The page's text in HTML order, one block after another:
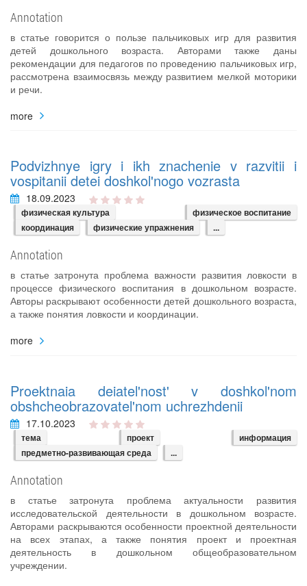
Annotation
в статье говорится о пользе пальчиковых игр для развития
детей дошкольного возраста. Авторами также даны
рекомендации для педагогов по проведению пальчиковых игр,
рассмотрена взаимосвязь между развитием мелкой моторики
и речи.
more
Podvizhnye igry i ikh znachenie v razvitii i
vospitanii detei doshkol'nogo vozrasta
18.09.2023
физическая культура
физическое воспитание
координация
физические упражнения ...
Annotation
в статье затронута проблема важности развития ловкости в
процессе физического воспитания в дошкольном возрасте.
Авторы раскрывают особенности детей дошкольного возраста,
а также понятия ловкости и координации.
more
Proektnaia deiatel'nost' v doshkol'nom
obshcheobrazovatel'nom uchrezhdenii
17.10.2023
тема проект
информация
предметно-развивающая среда
...
Annotation
в статье затронута проблема актуальности развития
исследовательской деятельности в дошкольном возрасте.
Авторами раскрываются особенности проектной деятельности
на всех этапах, а также понятия проект и проектная
деятельность в дошкольном общеобразовательном
учреждении.